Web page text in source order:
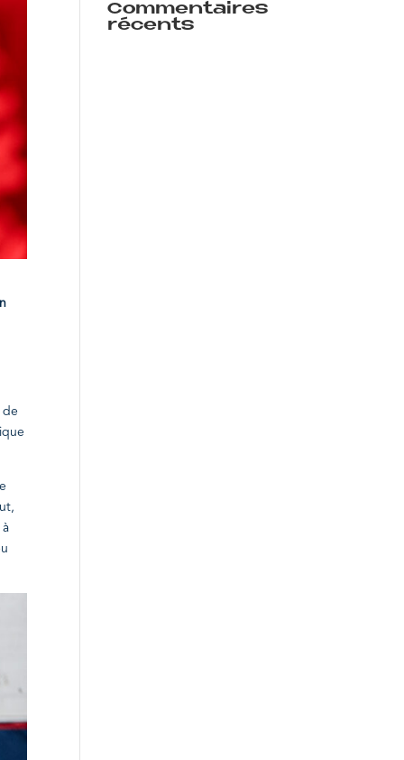
de
à
Commentaires
récents